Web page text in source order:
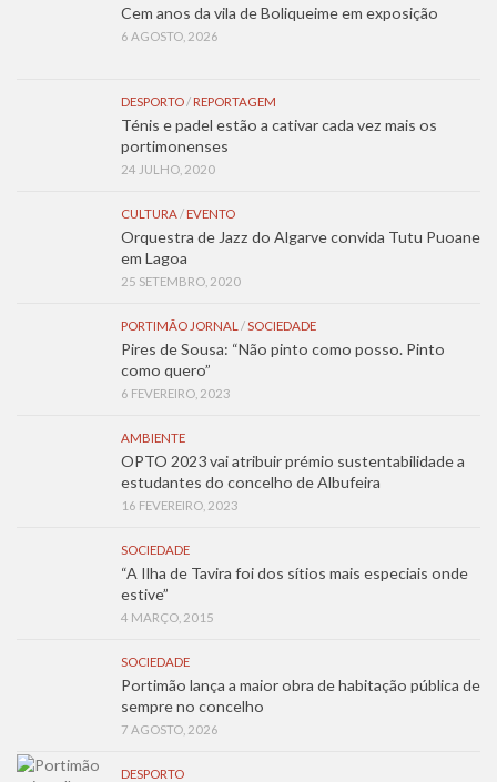
Cem anos da vila de Boliqueime em exposição
6 AGOSTO, 2026
DESPORTO/ REPORTAGEM
Ténis e padel estão a cativar cada vez mais os
portimonenses
24 JULHO, 2020
CULTURA/ EVENTO
Orquestra de Jazz do Algarve convida Tutu Puoane
em Lagoa
25 SETEMBRO, 2020
PORTIMÃO JORNAL /SOCIEDADE
Pires de Sousa: “Não pinto como posso. Pinto
como quero”
6 FEVEREIRO, 2023
AMBIENTE
OPTO 2023 vai atribuir prémio sustentabilidade a
estudantes do concelho de Albufeira
16 FEVEREIRO, 2023
SOCIEDADE
“A Ilha de Tavira foi dos sítios mais especiais onde
estive”
4 MARÇO, 2015
SOCIEDADE
Portimão lança a maior obra de habitação pública de
sempre no concelho
7 AGOSTO, 2026
DESPORTO